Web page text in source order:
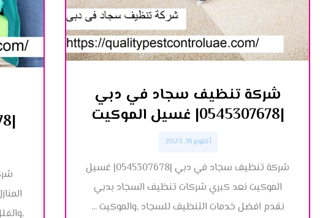
شركة تنظيف سجاد في دبي
|0545307678| غسيل الموكيت
أكتوبر 16, 2023
شركة تنظيف سجاد في دبي |0545307678| غسيل
الموكيت نعد كبري شركات تنظيف السجاد بدبي
نقدم افضل خدمات التنظيف للسجاد ,والموكيت ...
|0545307678| تنظيف المنازل